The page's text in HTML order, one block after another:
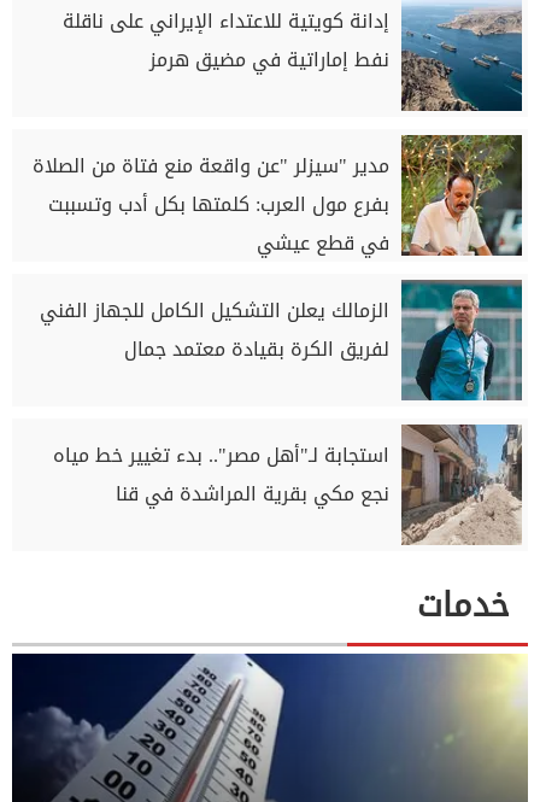
إدانة كويتية للاعتداء الإيراني على ناقلة
نفط إماراتية في مضيق هرمز
مدير "سيزلر "عن واقعة منع فتاة من الصلاة
بفرع مول العرب: كلمتها بكل أدب وتسببت
في قطع عيشي
الزمالك يعلن التشكيل الكامل للجهاز الفني
لفريق الكرة بقيادة معتمد جمال
استجابة لـ"أهل مصر".. بدء تغيير خط مياه
نجع مكي بقرية المراشدة في قنا
خدمات